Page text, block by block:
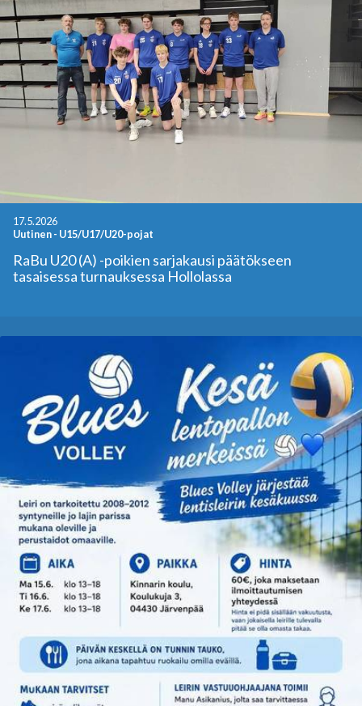
17.5.2026
Uutinen- U15/U17/U20-pojat
RaBu U20 (A) -poikien sarjakausi päätökseen
tasaisessa turnauksessa Hollolassa